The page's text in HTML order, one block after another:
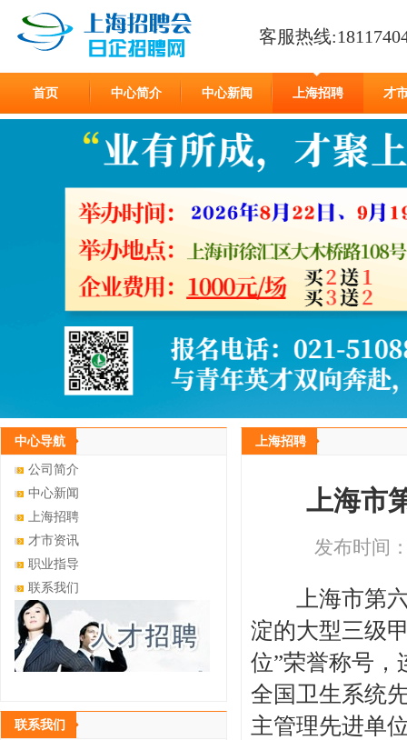
客服热线
首页 中心简介 中心新闻 上海招聘 才
中心导航
公司简介
中心新闻
上海招聘
才市资讯
职业指导
联系我们
联系我们
上海招聘
上海市
发布时间
上海市第六
淀的大型三级
位”荣誉称号，
全国卫生系统
主管理先进单